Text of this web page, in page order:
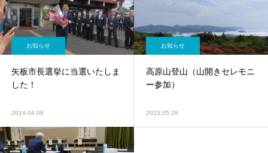
お知らせ
矢板市長選挙に当選いたしま
した！
2024.04.08
お知らせ
高原山登山（山開きセレモニ
ー参加）
2023.05.28